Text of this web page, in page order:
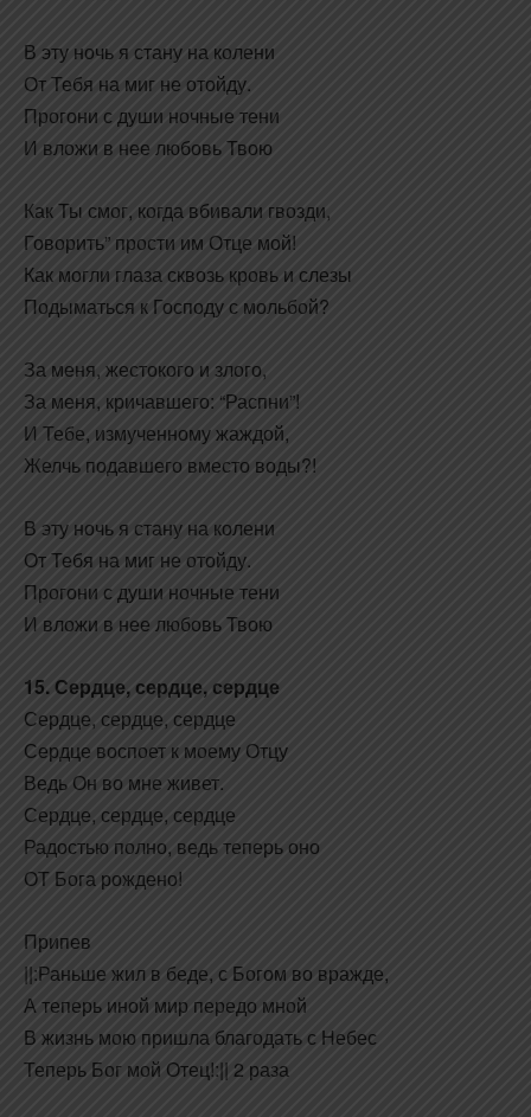
В эту ночь я стану на колени
От Тебя на миг не отойду.
Прогони с души ночные тени
И вложи в нее любовь Твою
Как Ты смог, когда вбивали гвозди,
Говорить” прости им Отце мой!
Как могли глаза сквозь кровь и слезы
Подыматься к Господу с мольбой?
За меня, жестокого и злого,
За меня, кричавшего: “Распни”!
И Тебе, измученному жаждой,
Желчь подавшего вместо воды?!
В эту ночь я стану на колени
От Тебя на миг не отойду.
Прогони с души ночные тени
И вложи в нее любовь Твою
15. Сердце, сердце, сердце
Сердце, сердце, сердце
Сердце воспоет к моему Отцу
Ведь Он во мне живет.
Сердце, сердце, сердце
Радостью полно, ведь теперь оно
ОТ Бога рождено!
Припев
||:Раньше жил в беде, с Богом во вражде,
А теперь иной мир передо мной
В жизнь мою пришла благодать с Небес
Теперь Бог мой Отец!:|| 2 раза